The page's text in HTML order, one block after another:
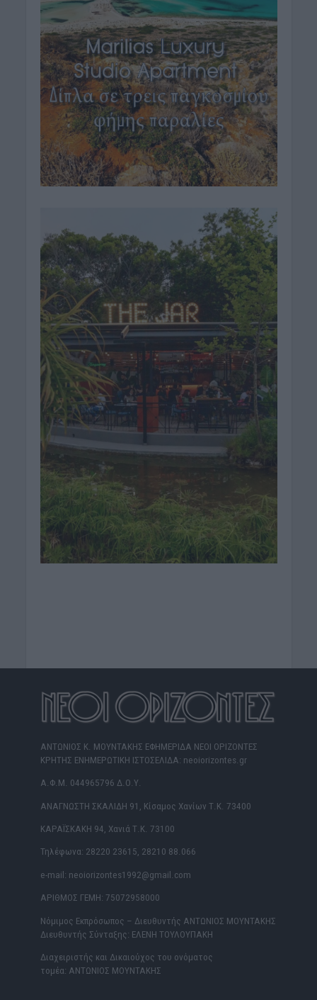
ΑΝΤΩΝΙΟΣ Κ. ΜΟΥΝΤΑΚΗΣ ΕΦΗΜΕΡΙΔΑ ΝΕΟΙ ΟΡΙΖΟΝΤΕΣ
ΚΡΗΤΗΣ ΕΝΗΜΕΡΩΤΙΚΗ ΙΣΤΟΣΕΛΙΔΑ: neoiorizontes.gr
Α.Φ.Μ. 044965796 Δ.Ο.Υ.
ΑΝΑΓΝΩΣΤΗ ΣΚΑΛΙΔΗ 91, Κίσαμος Χανίων Τ.Κ. 73400
ΚΑΡΑΪΣΚΑΚΗ 94, Χανιά Τ.Κ. 73100
Τηλέφωνα: 28220 23615, 28210 88.066
e-mail: neoiorizontes1992@gmail.com
ΑΡΙΘΜΟΣ ΓΕΜΗ: 75072958000
Νόμιμος Εκπρόσωπος – Διευθυντής ΑΝΤΩΝΙΟΣ ΜΟΥΝΤΑΚΗΣ
Διευθυντής Σύνταξης: ΕΛΕΝΗ ΤΟΥΛΟΥΠΑΚΗ
Διαχειριστής και Δικαιούχος του ονόματος
τομέα: ΑΝΤΩΝΙΟΣ ΜΟΥΝΤΑΚΗΣ